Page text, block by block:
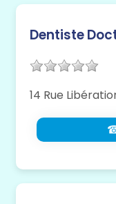
Dentiste
14 Rue